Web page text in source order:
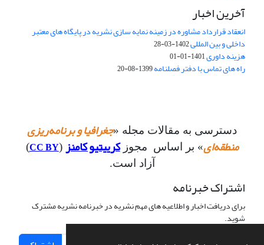
آخرین اخبار
انعقاد قرارداد مشاوره در زمینه نمایه سازی نشریه در پایگاه های معتبر
داخلی و بین المللی1402-03-28
هزینه داوری1401-01-01
راه های تماس با دفتر فصلنامه1399-08-20
دسترسی به مقالات مجله «جغرافیا و برنامه‌ریزی
منطقه‌ای» بر اساس مجوزکرییتیو کامنز (
CC BY
)
آزاد است.
اشتراک خبرنامه
برای دریافت اخبار و اطلاعیه های مهم نشریه در خبرنامه نشریه مشترک
شوید.